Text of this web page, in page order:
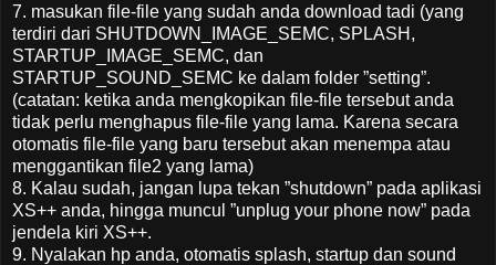
7. masukan file-file yang sudah anda download tadi (yang
terdiri dari SHUTDOWN_IMAGE_SEMC, SPLASH,
STARTUP_IMAGE_SEMC, dan
STARTUP_SOUND_SEMC ke dalam folder ”setting”.
(catatan: ketika anda mengkopikan file-file tersebut anda
tidak perlu menghapus file-file yang lama. Karena secara
otomatis file-file yang baru tersebut akan menempa atau
menggantikan file2 yang lama)
8. Kalau sudah, jangan lupa tekan ”shutdown” pada aplikasi
XS++ anda, hingga muncul ”unplug your phone now” pada
jendela kiri XS++.
9. Nyalakan hp anda, otomatis splash, startup dan sound